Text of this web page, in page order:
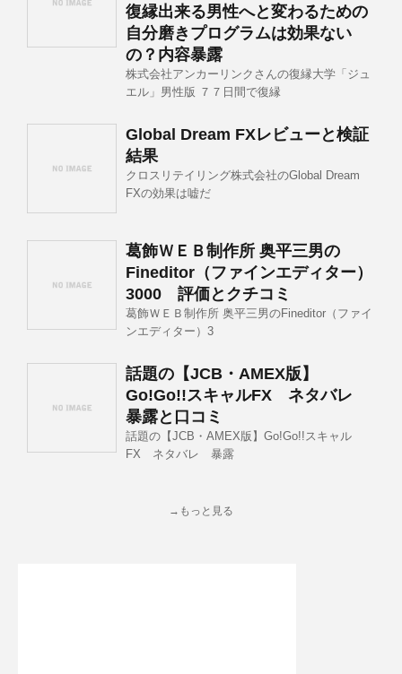
復縁出来る男性へと変わるための
自分磨きプログラムは効果ない
の？内容暴露
株式会社アンカーリンクさんの復縁大学「ジュ
エル」男性版 ７７日間で復縁
Global Dream FXレビューと検証
結果
クロスリテイリング株式会社のGlobal Dream
FXの効果は嘘だ
葛飾ＷＥＢ制作所 奥平三男の
Fineditor（ファインエディター）
3000 評価とクチコミ
葛飾ＷＥＢ制作所 奥平三男のFineditor（ファイ
ンエディター）3
話題の【JCB・AMEX版】
Go!Go!!スキャルFX ネタバレ
暴露と口コミ
話題の【JCB・AMEX版】Go!Go!!スキャル
FX ネタバレ 暴露
→もっと見る